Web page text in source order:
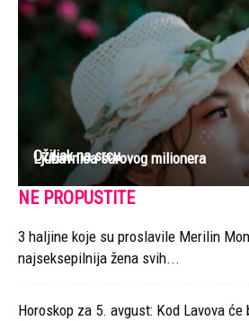
Ožiljak na srcu
Ljubavnica surovog milionera
NE PROPUSTITE
3 haljine koje su proslavile Merilin
najseksepilnija žena svih...
Horoskop za 5. avgust: Kod Lavova